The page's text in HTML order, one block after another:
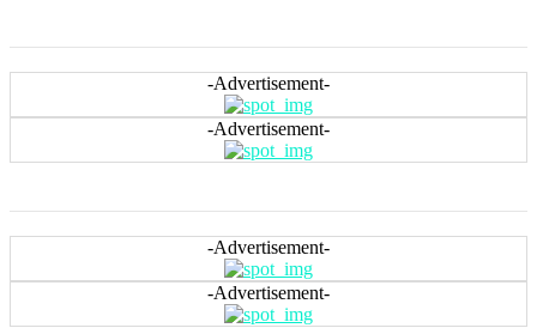
-Advertisement-
-Advertisement-
-Advertisement-
-Advertisement-